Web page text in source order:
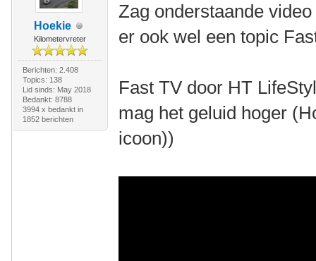
Hoekie
Kilometervreter
Berichten: 2.408
Topics: 138
Lid sinds: May 2018
Bedankt: 8788
3994 x bedankt in
1852 berichten
Zag onderstaande
er ook wel een topic
Fast TV door HT
mag het geluid hoger
icoon))